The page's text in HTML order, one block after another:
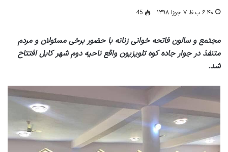
۶:۴۰ ب.ظ ۷ جوزا ۱۳۹۸ 45
مجتمع و سالون فاتحه خوانی زنانه با حضور برخی مسئولان و مردم
متنفذ در جوار جاده کوه تلویزیون واقع ناحیه دوم شهر کابل افتتاح
شد.